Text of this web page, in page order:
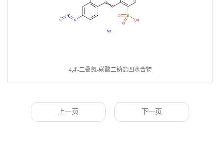
4,4'-二叠氮-磺酸二钠盐四水合物
上一页 下一页